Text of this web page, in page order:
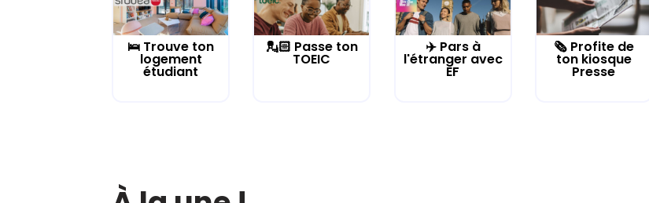
🛌 Trouve ton
logement
étudiant
💂🏻 Passe ton
TOEIC
✈️ Pars à
l'étranger avec
EF
🗞️ Profite de
ton kiosque
Presse